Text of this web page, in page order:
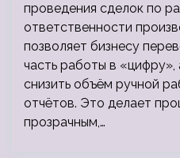
проведения сделок по
ответственности
позволяет бизнесу
часть работы в
снизить объём ручной
отчётов. Это делает
прозрачным,…